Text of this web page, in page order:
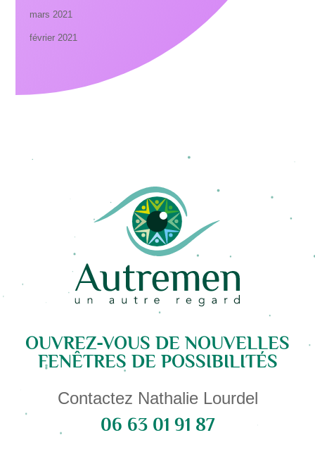
mars 2021
février 2021
OUVREZ-VOUS DE NOUVELLES
FENÊTRES DE POSSIBILITÉS
Contactez Nathalie Lourdel
06 63 01 91 87